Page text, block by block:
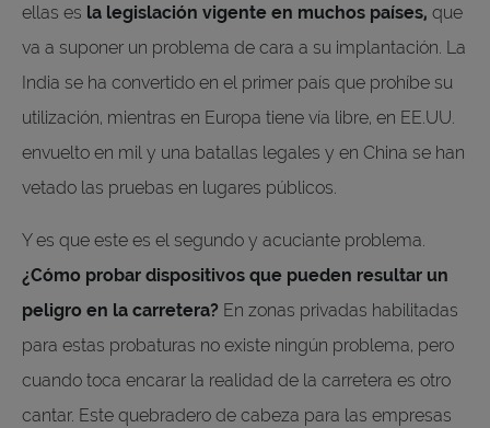
ellas es la legislación vigente en muchos países, que
va a suponer un problema de cara a su implantación. La
India se ha convertido en el primer país que prohíbe su
utilización, mientras en Europa tiene vía libre, en EE.UU.
envuelto en mil y una batallas legales y en China se han
vetado las pruebas en lugares públicos.
Y es que este es el segundo y acuciante problema.
¿Cómo probar dispositivos que pueden resultar un
peligro en la carretera? En zonas privadas habilitadas
para estas probaturas no existe ningún problema, pero
cuando toca encarar la realidad de la carretera es otro
cantar. Este quebradero de cabeza para las empresas